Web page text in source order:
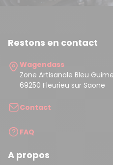
Restons en contact
Wagendass
Zone Artisanale Bleu
69250 Fleurieu sur Saone
Contact
FAQ
A propos